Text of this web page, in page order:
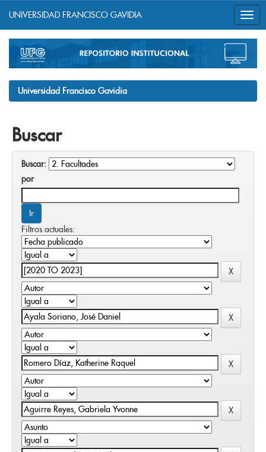
navigation
UNIVERSIDAD FRANCISCO GAVIDIA
Universidad Francisco Gavidia
Buscar
Buscar:
por
Filtros actuales: